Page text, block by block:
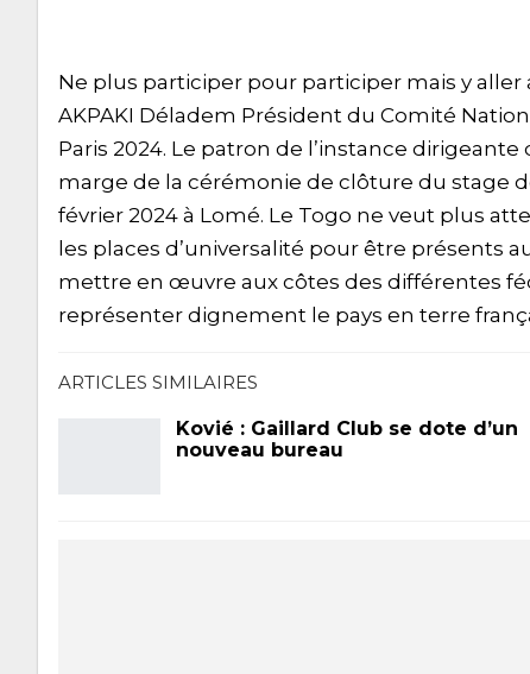
Ne plus participer pour participer mais y aller
AKPAKI Déladem Président du Comité
Paris 2024. Le patron de l’instance
marge de la cérémonie de clôture du stage
février 2024 à Lomé. Le Togo ne veut plus
les places d’universalité pour être présents
mettre en œuvre aux côtes des différentes
représenter dignement le pays en terre
ARTICLES SIMILAIRES
Kovié : Gaillard Club se dote d’un
nouveau bureau